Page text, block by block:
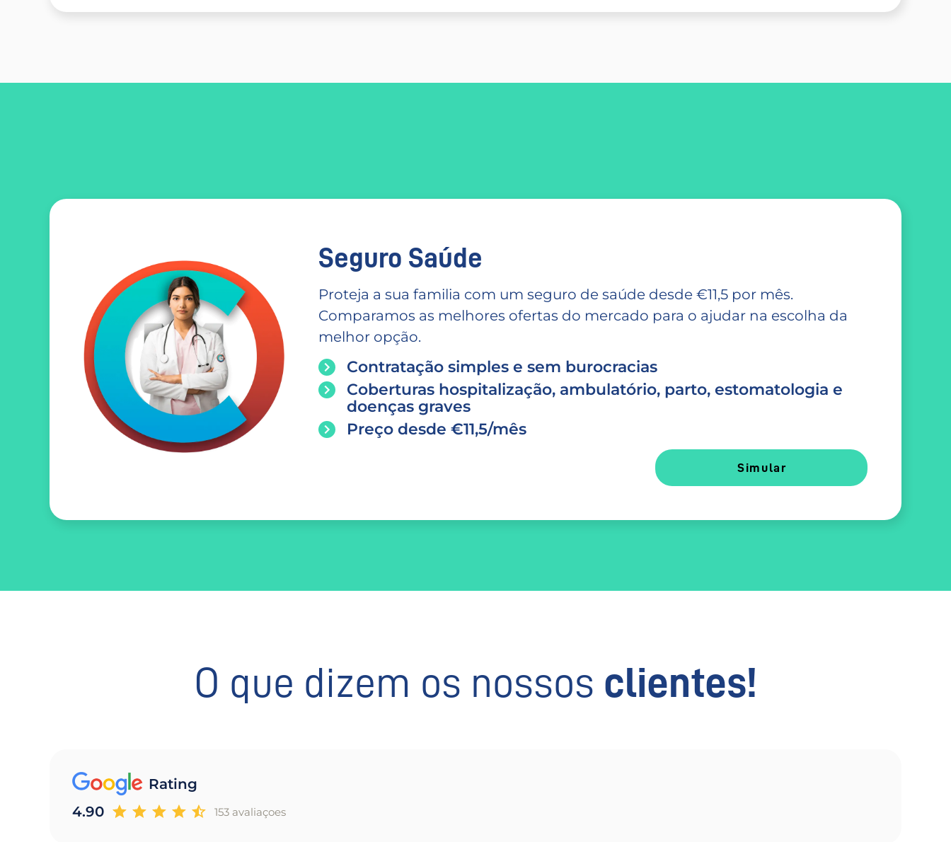
Seguro Saúde
Proteja a sua familia com um seguro de saúde desde €11,5 por mês.
Comparamos as melhores ofertas do mercado para o ajudar na escolha da
melhor opção.
Contratação simples e sem burocracias
Coberturas hospitalização, ambulatório, parto, estomatologia e
doenças graves
Preço desde €11,5/mês
Simular
O que dizem os nossos clientes!
Rating
4.90
153 avaliaçoes